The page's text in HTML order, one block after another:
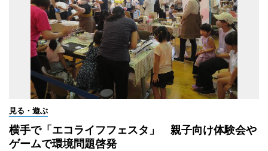
見る・遊ぶ
横手で「エコライフフェスタ」 親子向け体験会や
ゲームで環境問題啓発